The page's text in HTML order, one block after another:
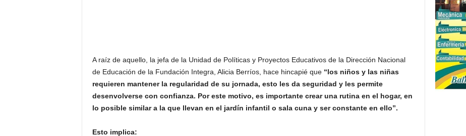
A raíz de aquello, la jefa de la Unidad de Políticas y Proyectos Educativos de la Dirección Nacional
de Educación de la Fundación Integra, Alicia Berríos, hace hincapié que “los niños y las niñas
requieren mantener la regularidad de su jornada, esto les da seguridad y les permite
desenvolverse con confianza. Por este motivo, es importante crear una rutina en el hogar, en
lo posible similar a la que llevan en el jardín infantil o sala cuna y ser constante en ello”.
Esto implica: